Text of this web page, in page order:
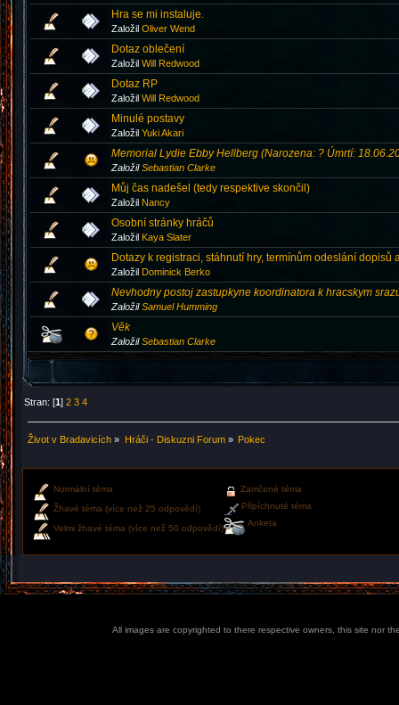
Hra se mi instaluje.
Založil Oliver Wend
Dotaz oblečení
Založil Will Redwood
Dotaz RP
Založil Will Redwood
Minulé postavy
Založil Yuki Akari
Memorial Lydie Ebby Hellberg (Narozena: ? Úmrtí:
ZaložilSebastian Clarke
Můj čas nadešel (tedy respektive skončil)
Založil Nancy
Osobní stránky hráčů
Založil Kaya Slater
Dotazy k registraci, stáhnutí hry, termínům odeslání dopisů
Založil Dominick Berko
Nevhodny postoj zastupkyne koordinatora k hracskym
ZaložilSamuel Humming
Věk
ZaložilSebastian Clarke
Stran: [1]2 3 4
Život v Bradavicích » Hráči - Diskuzni Forum» Pokec
Normální téma
Žhavé téma (více než 25 odpovědí)
Velmi žhavé téma (více než 50 odpovědí)
Zamčené téma
Připíchnuté téma
Anketa
All images are copyrighted to there respective owners, this site nor